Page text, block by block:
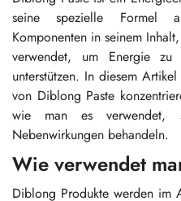
seine spezielle Formel
Komponenten in seinem
verwendet, um Energie
unterstützen. In diesem
von Diblong Paste
wie man es verwendet,
Nebenwirkungen behandeln.
Wie verwendet
Diblong Produkte werden im